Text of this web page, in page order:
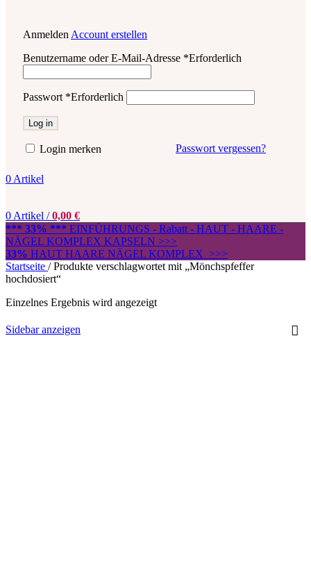
Anmelden Account erstellen
Benutzername oder E-Mail-Adresse *Erforderlich
Passwort *Erforderlich
Log in
Passwort vergessen?
Login merken
0 Artikel
0 Artikel / 0,00 €
*** 33% *** EINFÜHRUNGS - Rabatt - HAUT - HAARE -
NÄGEL KOMPLEX KAPSELN >>>
33% HAUT HAARE NÄGEL KOMPLEX >>>
Startseite / Produkte verschlagwortet mit „Mönchspfeffer
hochdosiert“
Einzelnes Ergebnis wird angezeigt
Sidebar anzeigen